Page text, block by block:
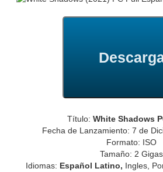
Título: White Shadows
Fecha de Lanzamiento: 7 de
Formato: ISO
Tamaño: 2 Gigas
Idiomas: Español Latino, Ingles,